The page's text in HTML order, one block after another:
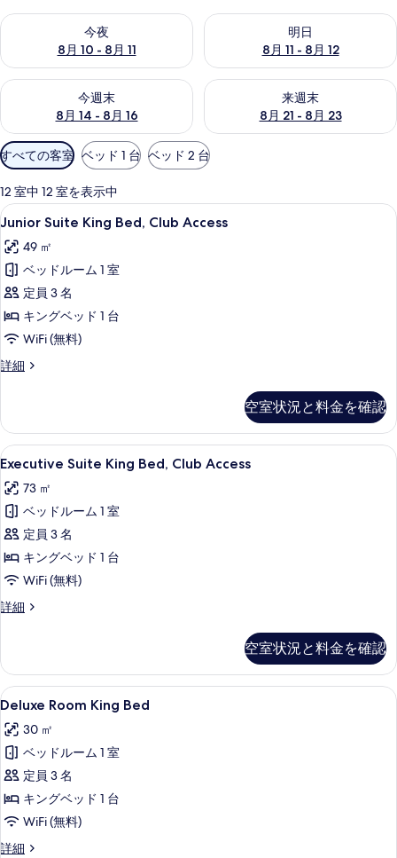
今夜
8月 10 - 8月 11
今夜 8月 10 - 8月 11 の空室状況をチェック
明日
8月 11 - 8月 12
明日 8月 11 - 8月 12 の空室状
今週末
8月 14 - 8月 16
今週末 8月 14 - 8月 16 の空室状況をチェック
来週末
8月 21 - 8月 23
来週末 8月 21 - 8月 23 の空室
利
用
可
能
な
客
室
の
り
込
み
すべての客室 ベッド 1 台 ベッド 2 台
12 室中 12 室を表示中
Junior
Suite
King
Bed,
Club
Access
の
す
の
写
真
を
表
示
す
る
Junior Suite King Bed, Club Access |
6
Junior Suite King Bed, Club Access
49 ㎡
ベッドルーム 1 室
定員 3 名
キングベッド 1 台
WiFi (無料)
詳細
Junior
Club
Access
の
細
空室状況と料金を確認
Executive
Suite
King
Bed,
Club
Access
の
す
の
写
真
を
表
示
す
る
Executive Suite King Bed, Club
7
Executive Suite King Bed, Club Access
73 ㎡
ベッドルーム 1 室
定員 3 名
キングベッド 1 台
WiFi (無料)
詳細
Executive
Club
Access
の
細
空室状況と料金を確認
Deluxe
Room
King
Bed
の
す
べ
て
Deluxe Room King Bed | セーフティ
5
Deluxe Room King Bed
30 ㎡
ベッドルーム 1 室
定員 3 名
キングベッド 1 台
WiFi (無料)
詳細
Deluxe